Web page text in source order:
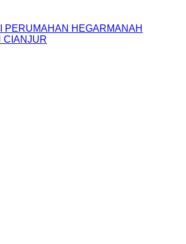
PERUMAHAN HEGARMANAH
CIANJUR